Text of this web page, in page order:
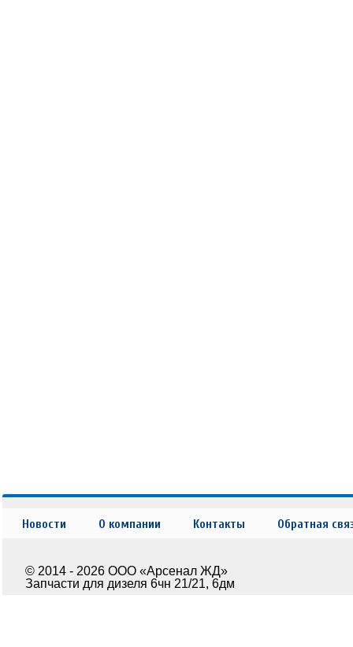
Новости О компании Контакты Обратная
© 2014 - 2026 ООО «Арсенал ЖД»
Запчасти для дизеля 6чн 21/21, 6дм